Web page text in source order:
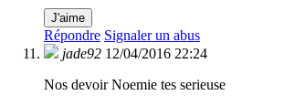
J'aime
Répondre Signaler un abus
jade92 12/04/2016 22:24
Nos devoir Noemie tes serieuse